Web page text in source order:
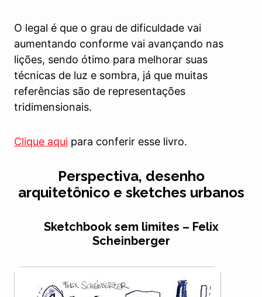
O legal é que o grau de dificuldade vai
aumentando conforme vai avançando nas
lições, sendo ótimo para melhorar suas
técnicas de luz e sombra, já que muitas
referências são de representações
tridimensionais.
Clique aqui para conferir esse livro.
Perspectiva, desenho
arquitetônico e sketches urbanos
Sketchbook sem limites – Felix
Scheinberger